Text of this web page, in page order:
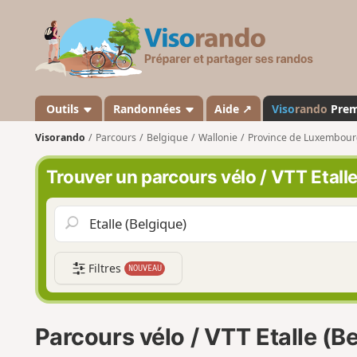
s
a
n
d
o
Outils Randonnées Aide ↗ Visorando
Visorando Parcours Belgique Wallonie Province de
Trouver un parcours vélo / VTT
Filtres NOUVEAU
Parcours vélo / VTT Etalle